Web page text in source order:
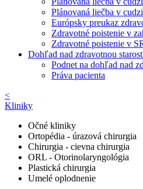
Plánovaná liečba v
Európsky preukaz
Zdravotné poistenie v
Zdravotné poistenie v
Dohľad nad zdravotnou
Podnet na dohľad nad
Práva pacienta
<
Kliniky
Očné kliniky
Ortopédia - úrazová chirurgia
Chirurgia - cievna chirurgia
ORL - Otorinolaryngológia
Plastická chirurgia
Umelé oplodnenie